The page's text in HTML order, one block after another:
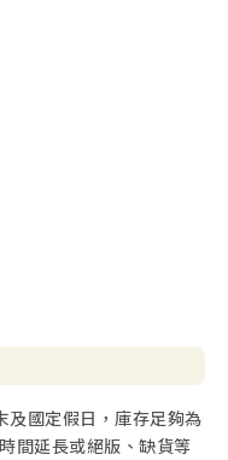
國定假日，庫存足夠為
間延長或絕版、缺貨等